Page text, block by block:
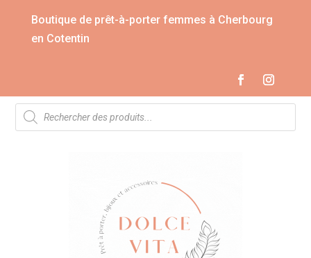
Boutique de prêt-à-porter femmes à Cherbourg
en Cotentin
Recherche
de
produits